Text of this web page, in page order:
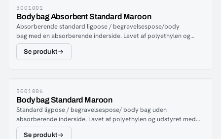
5001001
Body bag Absorbent Standard Maroon
Absorberende standard ligpose / begravelsespose/body
bag med en absorberende inderside. Lavet af polyethylen og
udstyret med stærke håndtag med en lasteevne på 180 kg.
Miljøtilpasset, hvilket betyder, at ligposen kan begraves i sin
Se produkt
5001006
Body bag Standard Maroon
Standard ligpose / begravelsespose/ body bag uden
absorberende inderside. Lavet af polyethylen og udstyret med
stærke håndtag med en lasteevne på 180 kg. Miljøtilpasset,
Se produkt